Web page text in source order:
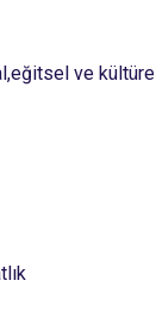
ve